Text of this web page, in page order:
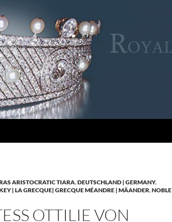
ARISTOCRATIC TIARA,DEUTSCHLAND | GERMANY,
| LA GRECQUE| GRECQUE MÉANDRE | MÄANDER,NOBLE
OTTILIE VON